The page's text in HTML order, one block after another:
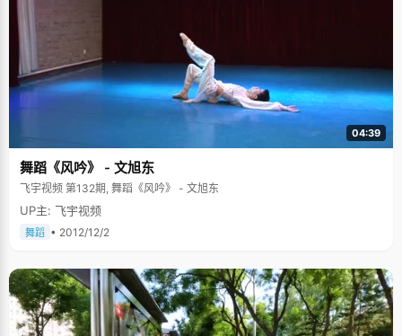
04:39
舞蹈《风吟》 - 文旭东
飞宇视频 第132期, 舞蹈《风吟》 - 文旭东
UP主: 飞宇视频
舞蹈 • 2012/12/2